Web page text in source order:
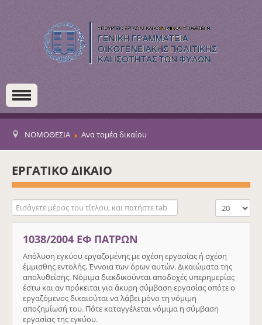
ΝΟΜΟΘΕΣΙΑ Ανα τομέα δικαίου
ΕΡΓΑΤΙΚΟ ΔΙΚΑΙΟ
Εισάγετε μέρος του τίτλου, και πατήστε tab Εμφάνιση #
1038/2004 ΕΦ ΠΑΤΡΩΝ
Απόλυση εγκύου εργαζομένης με σχέση εργασίας ή σχέση
έμμισθης εντολής. Έννοια των όρων αυτών. Δικαιώματα της
απολυθείσης. Νόμιμα διεκδικούνται αποδοχές υπερημερίας
έστω και αν πρόκειται για άκυρη σύμβαση εργασίας οπότε ο
εργαζόμενος δικαιούται να λάβει μόνο τη νόμιμη
αποζημίωσή του. Πότε καταγγέλεται νόμιμα η σύμβαση
εργασίας της εγκύου.